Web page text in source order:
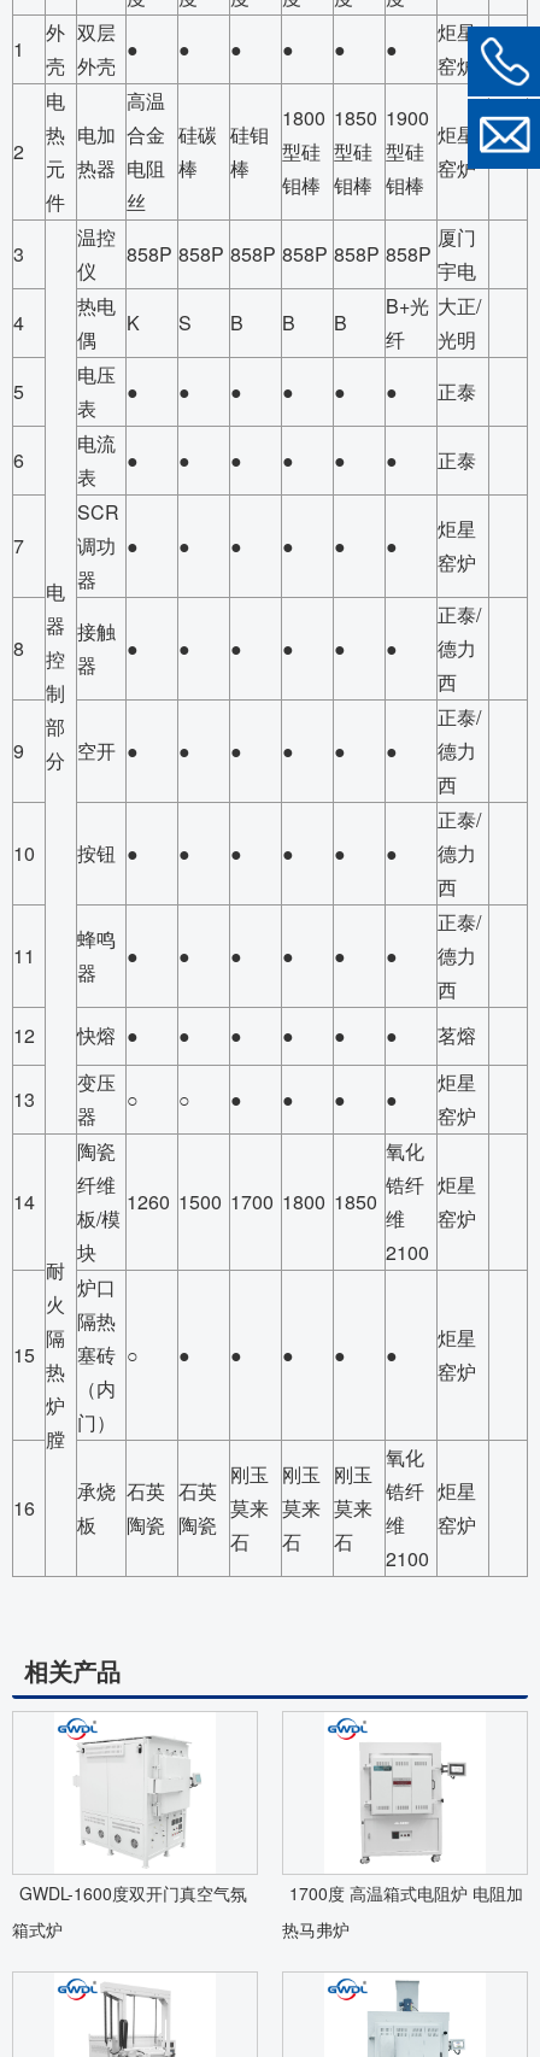
1
外
壳
双层
外壳
● ● ● ● ● ●
炬星
窑炉
2
电
热
元
件
电加
热器
高温
合金
电阻
丝
硅碳
棒
硅钼
棒
1800
型硅
钼棒
1850
型硅
钼棒
1900
型硅
钼棒
炬星
窑炉
3
电
器
控
制
部
分
温控
仪
858P 858P 858P 858P 858P 858P
厦门
宇电
4
热电
偶
K S B B B
B+光
纤
大正/
光明
5
电压
表
● ● ● ● ● ● 正泰
6
电流
表
● ● ● ● ● ● 正泰
7
SCR
调功
器
● ● ● ● ● ●
炬星
窑炉
8
接触
器
● ● ● ● ● ●
正泰/
德力
西
9 空开 ● ● ● ● ● ●
正泰/
德力
西
10 按钮 ● ● ● ● ● ●
正泰/
德力
西
11
蜂鸣
器
● ● ● ● ● ●
正泰/
德力
西
12
快熔 ● ● ● ● ● ● 茗熔
13
变压
器
○ ○ ● ● ● ●
炬星
窑炉
14
耐
火
隔
热
炉
膛
陶瓷
纤维
板/模
块
1260 1500 1700 1800 1850
氧化
锆纤
维
2100
炬星
窑炉
15
炉口
隔热
塞砖
（内
门）
○ ● ● ● ● ●
炬星
窑炉
16
承烧
板
石英
陶瓷
石英
陶瓷
刚玉
莫来
石
刚玉
莫来
石
刚玉
莫来
石
氧化
锆纤
维
2100
炬星
窑炉
相关产品
GWDL-1600度双开门真空气氛
箱式炉
1700度 高温箱式电阻炉 电阻加
热马弗炉